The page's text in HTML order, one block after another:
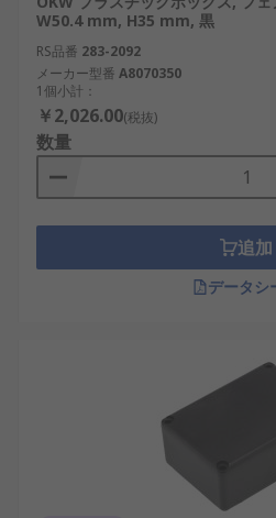
W50.4 mm, H35 mm, 黒
RS品番 283-2092
メーカー型番 A8070350
1個小計：
￥2,026.00(税抜)
数量
追加
データシ